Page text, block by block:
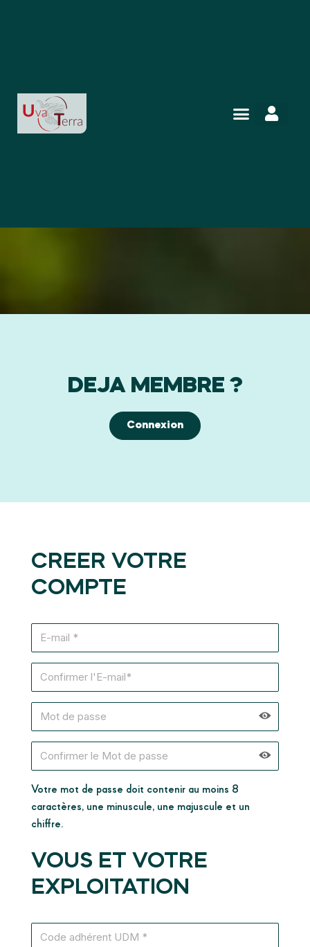
CREER VOTRE
COMPTE
Votre mot de passe doit contenir au moins 8
caractères, une minuscule, une majuscule et un
chiffre.
VOUS ET VOTRE
EXPLOITATION
DEJA MEMBRE ?
Connexion